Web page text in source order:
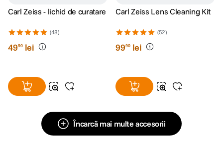
Carl Zeiss - lichid de curatare
(48)
4990 lei
Carl Zeiss Lens Cleaning Kit
(52)
9990 lei
Încarcă mai multe accesorii